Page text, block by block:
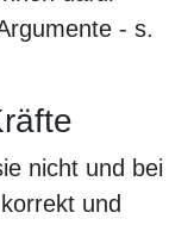
- s.
nicht und bei
und